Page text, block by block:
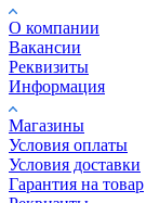
О компании
Вакансии
Реквизиты
Информация
Магазины
Условия оплаты
Условия доставки
Гарантия на товар